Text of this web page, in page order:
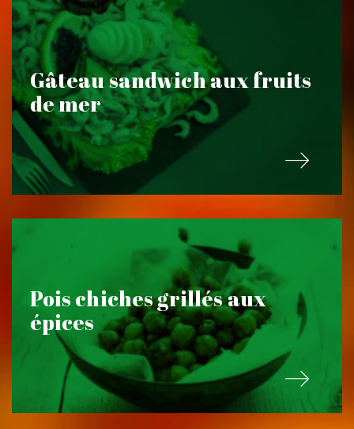
Gâteau sandwich aux fruits
de mer
Pois chiches grillés aux
épices